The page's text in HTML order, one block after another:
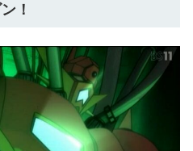
！